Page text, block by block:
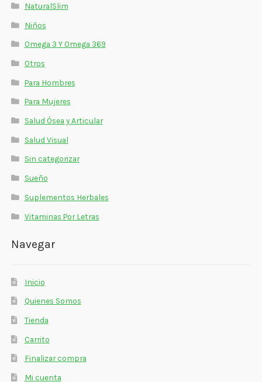
NaturalSlim
Niños
Omega 3 Y Omega 369
Otros
Para Hombres
Para Mujeres
Salud Ósea y Articular
Salud Visual
Sin categorizar
Sueño
Suplementos Herbales
Vitaminas Por Letras
Navegar
Inicio
Quienes Somos
Tienda
Carrito
Finalizar compra
Mi cuenta